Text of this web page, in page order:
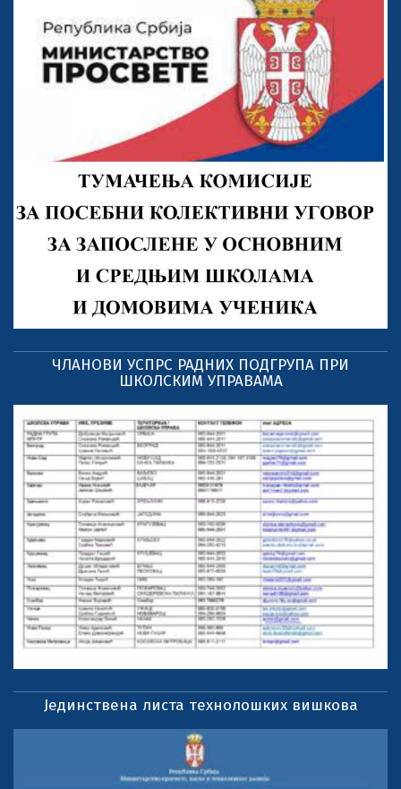
ЧЛАНОВИ УСПРС РАДНИХ ПОДГРУПА ПРИ
ШКОЛСКИМ УПРАВАМА
Јединствена листа технолошких вишкова